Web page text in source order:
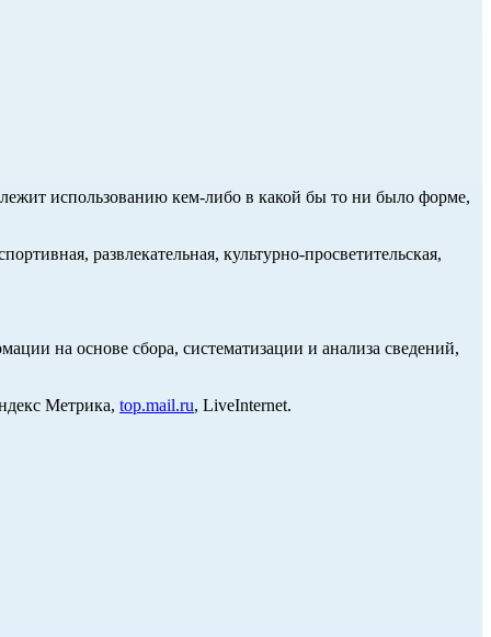
использованию кем-либо в какой бы то ни было форме,
развлекательная, культурно-просветительская,
на основе сбора, систематизации и анализа сведений,
Метрика, top.mail.ru, LiveInternet.